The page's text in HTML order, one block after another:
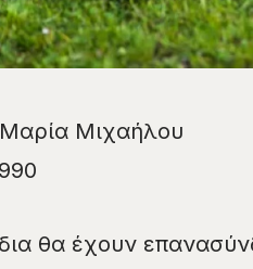
Μιχαήλου
θα έχουν